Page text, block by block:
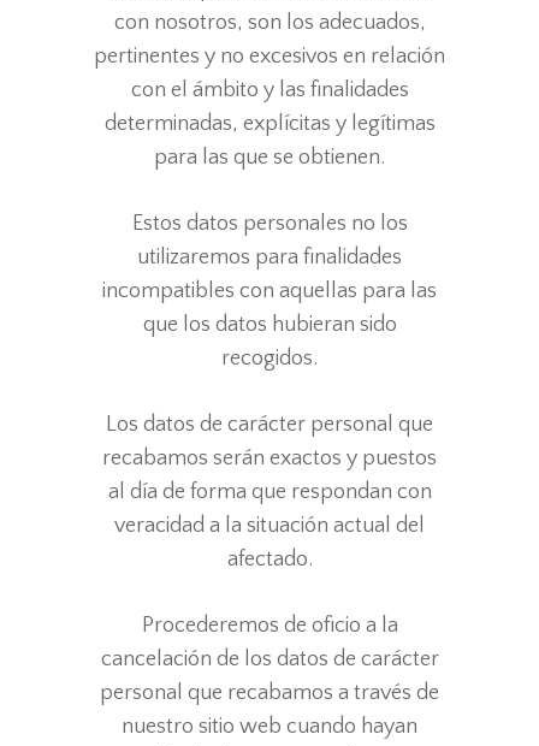
con nosotros, son los adecuados,
pertinentes y no excesivos en relación
con el ámbito y las finalidades
determinadas, explícitas y legítimas
para las que se obtienen.
Estos datos personales no los
utilizaremos para finalidades
incompatibles con aquellas para las
que los datos hubieran sido
recogidos.
Los datos de carácter personal que
recabamos serán exactos y puestos
al día de forma que respondan con
veracidad a la situación actual del
afectado.
Procederemos de oficio a la
cancelación de los datos de carácter
personal que recabamos a través de
nuestro sitio web cuando hayan